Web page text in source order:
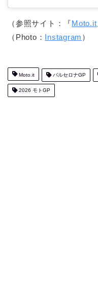
（参照サイト：『Moto.it
（Photo： Instagram ）
Moto.it バルセロナGP
2026 モトGP